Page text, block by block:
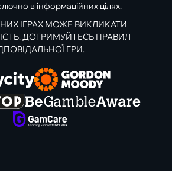
в інформаційних цілях.
ІГРАХ МОЖЕ ВИКЛИКАТИ
ДОТРИМУЙТЕСЬ ПРАВИЛ
ГРИ.